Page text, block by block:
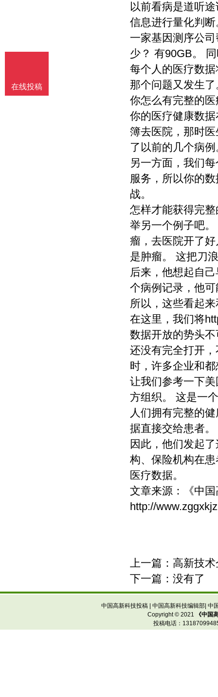
以前看病是道听
信息进行量化判
一家基因测序公
少？ 有90GB。
每个人的医疗数
那个问题又发生
你怎么有完整的
你的医疗健康数
簿去医院，那时
了以前的几个病
另一方面，我们
服务，所以你的
战。
怎样才能获得完
举另一个例子吧
瘤，去医院开了
是肿瘤。 这把刀
后来，他想起自
个病例记录，他
所以，这些看起
在这里，我们将
数据开放的势头
还没有完全打开
时，许多企业和
让我们参考一下
方组织。 这是一
人们拥有完整的
据直接交给患者。
因此，他们发起
构、保险机构在
医疗数据。
文章来源：
《中
http://
上一篇： 高新技
下一篇：没有了
中国高新科技投稿| 中国高新科技编辑部| 中
Copyright © 2021
《中国
投稿电话：
在线投稿